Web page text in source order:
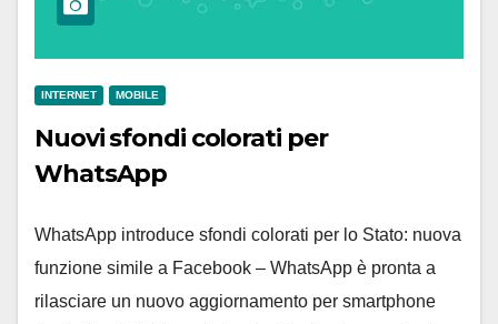
INTERNET MOBILE
Nuovi sfondi colorati per
WhatsApp
WhatsApp introduce sfondi colorati per lo Stato: nuova
funzione simile a Facebook – WhatsApp è pronta a
rilasciare un nuovo aggiornamento per smartphone